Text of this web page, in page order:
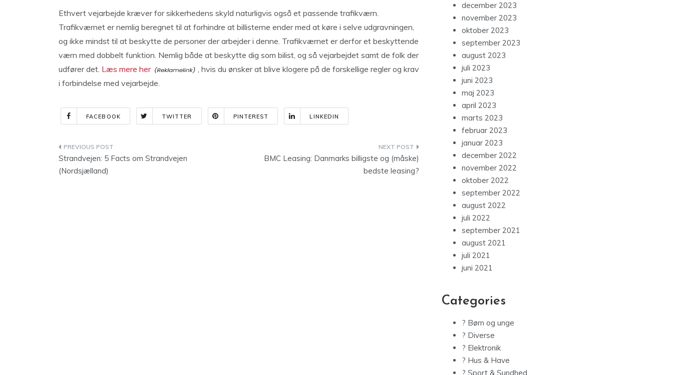
Ethvert vejarbejde kræver for sikkerhedens skyld naturligvis også et passende trafikværn.
Trafikværnet er nemlig beregnet til at forhindre at billisterne ender med at køre i selve udgravningen,
og ikke mindst til at beskytte de personer der arbejder i denne. Trafikværnet er derfor et beskyttende
værn med dobbelt funktion. Nemlig både at beskytte dig som bilist, og så vejarbejdet samt de folk der
udfører det. Læs mere her
, hvis du ønsker at blive klogere på de forskellige regler og krav
i forbindelse med vejarbejde.
FACEBOOK TWITTER PINTEREST LINKEDIN
Indlægsnavigation
Strandvejen: 5 Facts om Strandvejen
(Nordsjælland)
BMC Leasing: Danmarks billigste og (måske)
bedste leasing?
december 2023
november 2023
oktober 2023
september 2023
august 2023
juli 2023
juni 2023
maj 2023
april 2023
marts 2023
februar 2023
januar 2023
december 2022
november 2022
oktober 2022
september 2022
august 2022
juli 2022
september 2021
august 2021
juli 2021
juni 2021
Categories
? Børn og unge
? Diverse
? Elektronik
? Hus & Have
? Sport & Sundhed